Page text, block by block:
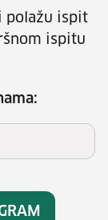
polažu ispit
ispitu